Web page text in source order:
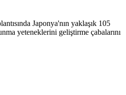
Japonya'nın yaklaşık 105
yeteneklerini geliştirme çabalarını